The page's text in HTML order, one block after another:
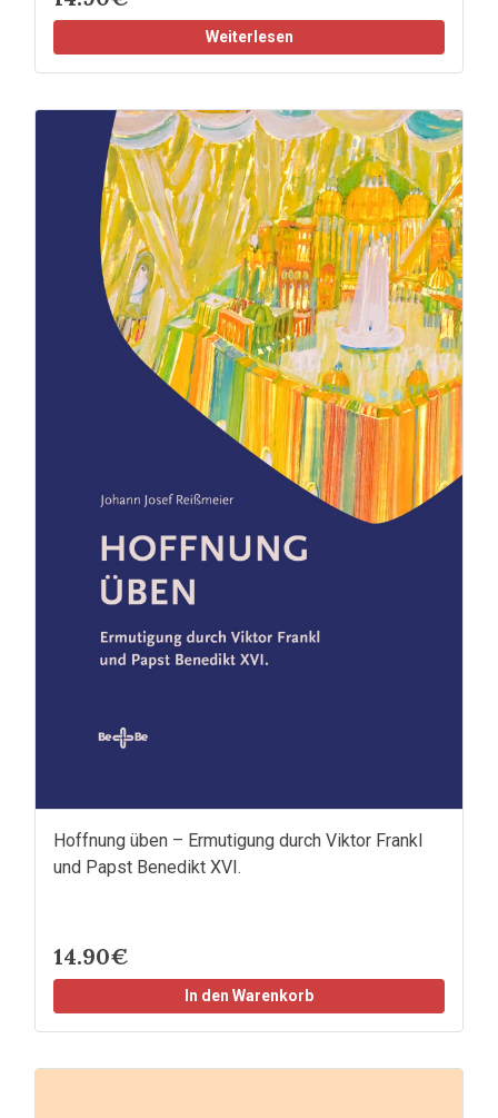
Weiterlesen
Hoffnung üben – Ermutigung durch Viktor Frankl
und Papst Benedikt XVI.
14.90€
In den Warenkorb